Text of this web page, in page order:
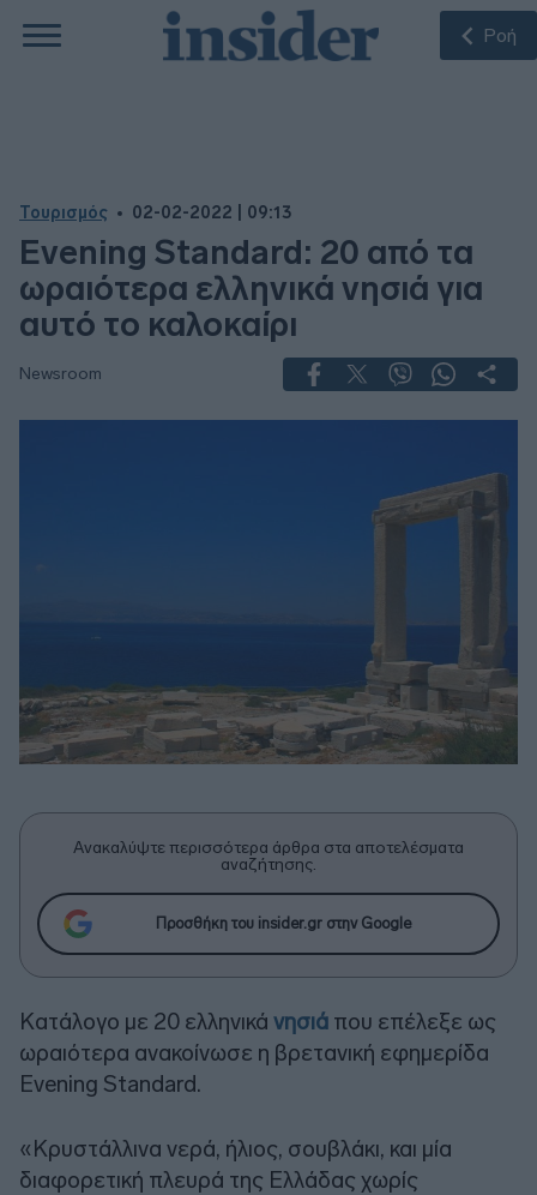
Ροή
Τουρισμός 02-02-2022 | 09:13
Evening Standard: 20 από τα
ωραιότερα ελληνικά νησιά για
αυτό το καλοκαίρι
Newsroom
Ανακαλύψτε περισσότερα άρθρα στα αποτελέσματα
αναζήτησης.
Προσθήκη του insider.gr στην Google
Κατάλογο με 20 ελληνικά νησιά που επέλεξε ως
ωραιότερα ανακοίνωσε η βρετανική εφημερίδα
Evening Standard.
«Κρυστάλλινα νερά, ήλιος, σουβλάκι, και μία
διαφορετική πλευρά της Ελλάδας χωρίς